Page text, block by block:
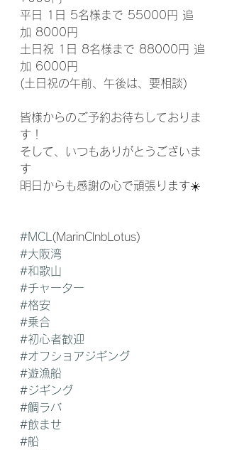
平日 1日 5名様まで 55000円 追
加 8000円
土日祝 1日 8名様まで 88000円 追
加 6000円
(土日祝の午前、午後は、要相談)
皆様からのご予約お待ちしておりま
す！
そして、いつもありがとうございま
す
明日からも感謝の心で頑張ります☀️
#MCL (MarinClnbLotus)
#大阪湾
#和歌山
#チャーター
#格安
#乗合
#初心者歓迎
#オフショアジギング
#遊漁船
#ジギング
#鯛ラバ
#飲ませ
#船